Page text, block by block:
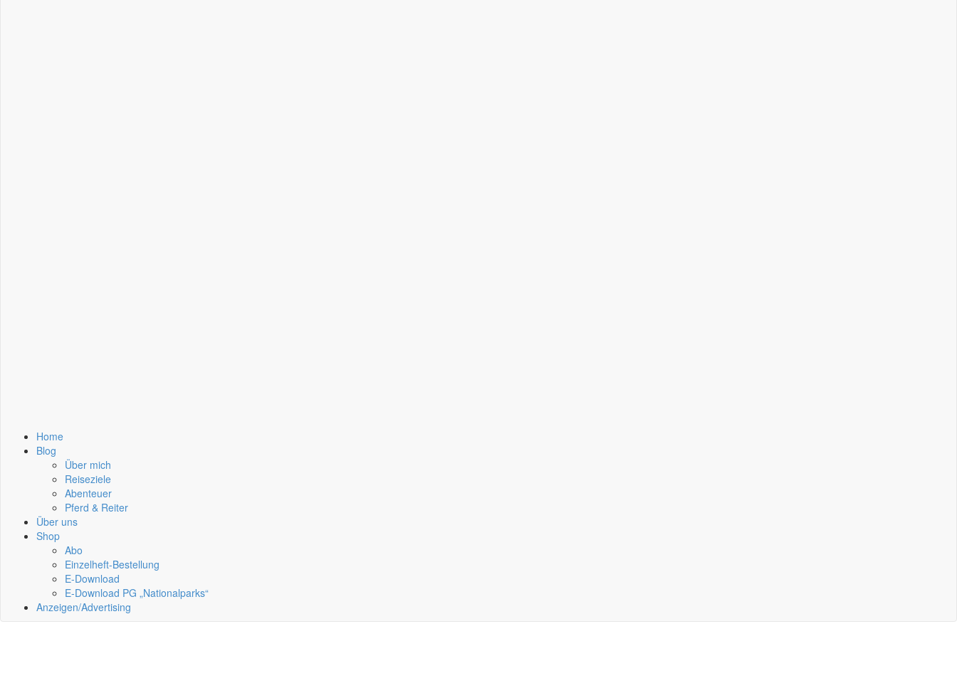
Home
Blog
Über mich
Reiseziele
Abenteuer
Pferd & Reiter
Über uns
Shop
Abo
Einzelheft-Bestellung
E-Download
E-Download PG „Nationalparks“
Anzeigen/Advertising